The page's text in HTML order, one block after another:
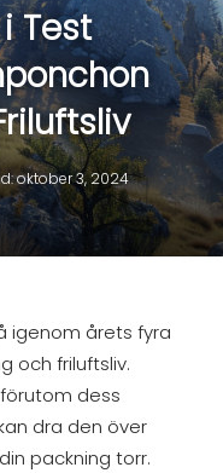
Test
oktober 3, 2024
igenom årets fyra
och friluftsliv.
dess
dra den över
packning torr.